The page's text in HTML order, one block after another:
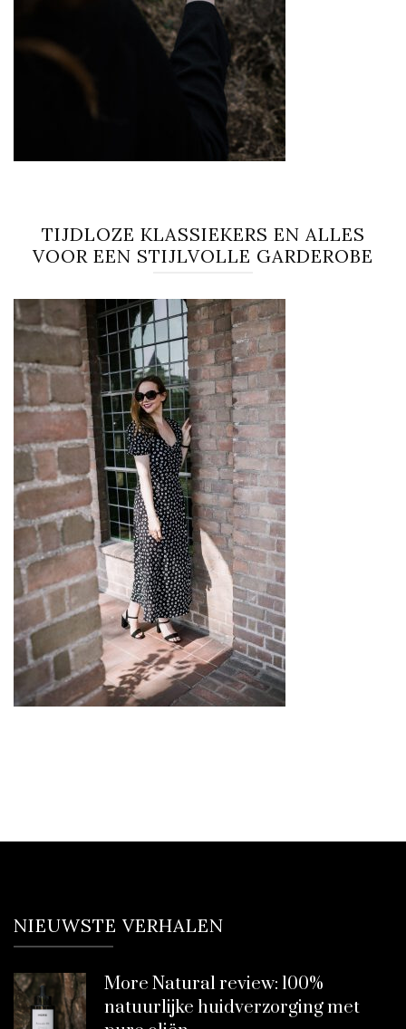
TIJDLOZE KLASSIEKERS EN ALLES
VOOR EEN STIJLVOLLE GARDEROBE
NIEUWSTE VERHALEN
More Natural review: 100%
natuurlijke huidverzorging met